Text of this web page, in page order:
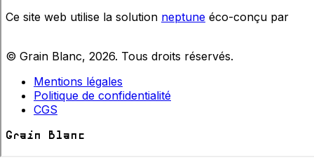
Ce site web utilise la solution neptune éco-conçu par
© Grain Blanc, 2026. Tous droits réservés.
Mentions légales
Politique de confidentialité
CGS
Grain Blanc